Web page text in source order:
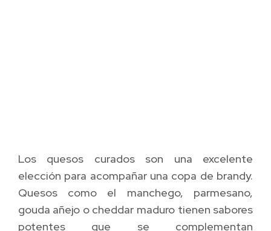
Los quesos curados son una excelente
elección para acompañar una copa de brandy.
Quesos como el manchego, parmesano,
gouda añejo o cheddar maduro tienen sabores
potentes que se complementan